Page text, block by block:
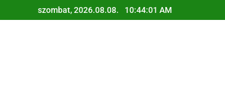
a
szombat, 2026.08.08. 10:44:02 AM